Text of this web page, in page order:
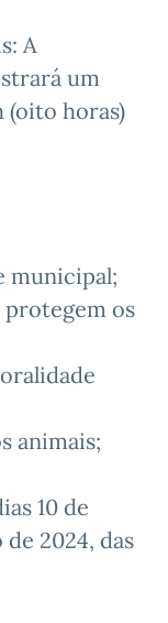
A
um
(oito horas)
municipal;
os
animais;
10 de
2024, das